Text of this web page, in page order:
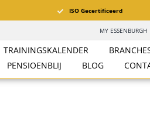
ISO Gecertificeerd
MY ESSENBURGH
TRAININGSKALENDER
PENSIOENBLIJ BLOG